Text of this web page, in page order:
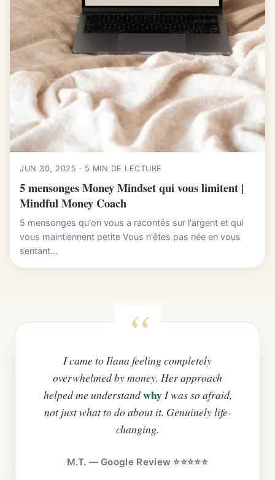
JUN 30, 2025 · 5 MIN DE LECTURE
5 mensonges Money Mindset qui vous limitent |
Mindful Money Coach
5 mensonges qu'on vous a racontés sur l'argent et qui
vous maintiennent petite Vous n'êtes pas née en vous
sentant...
I came to Ilana feeling completely
overwhelmed by money. Her approach
helped me understandwhyI was so afraid,
not just what to do about it. Genuinely life-
changing.
M.T. — Google Review ⭐⭐⭐⭐⭐